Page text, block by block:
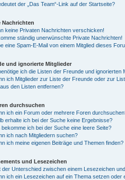
der „Das Team“-Link auf der Startseite?
Nachrichten
keine Privaten Nachrichten verschicken!
ständig unerwünschte Private Nachrichten!
eine Spam-E-Mail von einem Mitglied dieses
und ignorierte Mitglieder
ich die Listen der Freunde und ignorierten
ich Mitglieder zur Liste der Freunde oder zur
den Listen entfernen?
durchsuchen
ich ein Forum oder mehrere Foren
erhalte ich bei der Suche keine Ergebnisse?
bekomme ich bei der Suche eine leere Seite?
ich nach Mitgliedern suchen?
ich meine eigenen Beiträge und Themen finden?
und Lesezeichen
der Unterschied zwischen einem Lesezeichen
ich ein Lesezeichen auf ein Thema setzen oder